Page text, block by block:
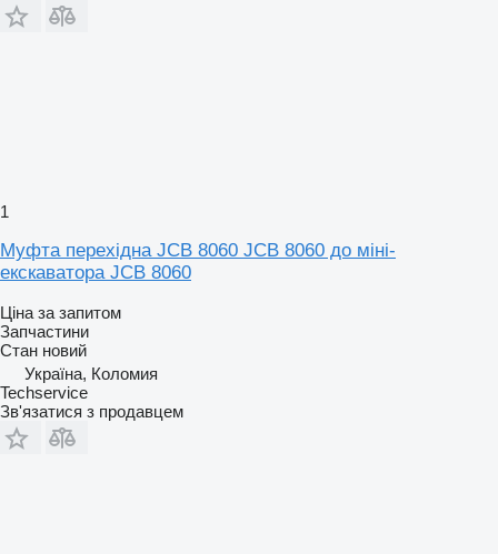
1
Муфта перехідна JCB 8060 JCB 8060 до міні-
екскаватора JCB 8060
Ціна за запитом
Запчастини
Стан новий
Україна, Коломия
Techservice
Зв'язатися з продавцем